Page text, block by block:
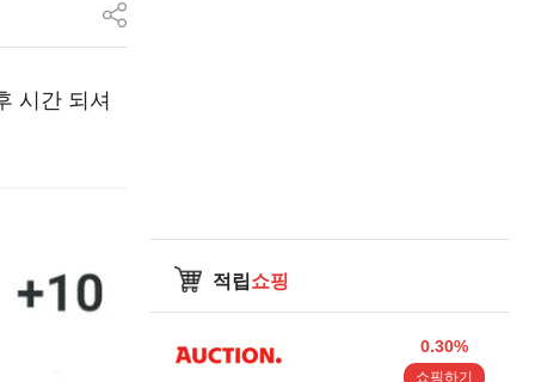
시간 되셔
적립쇼핑
0.30%
쇼핑하기